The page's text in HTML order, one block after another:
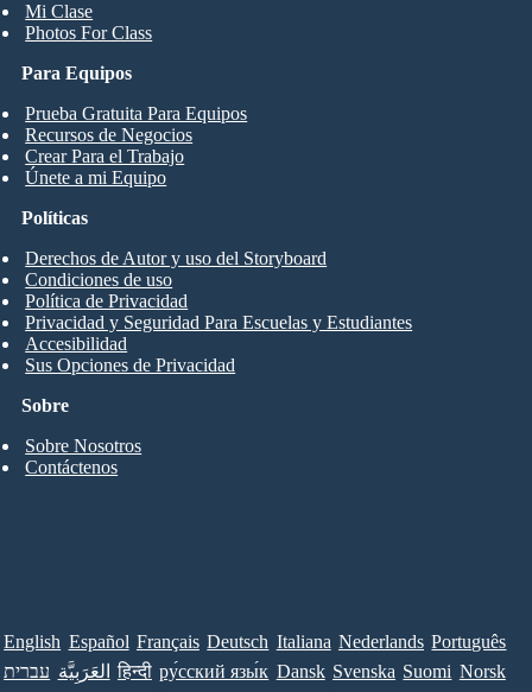
Mi Clase
Photos For Class
Para Equipos
Prueba Gratuita Para Equipos
Recursos de Negocios
Crear Para el Trabajo
Únete a mi Equipo
Sobre
Sobre Nosotros
Contáctenos
Políticas
Derechos de Autor y uso del Storyboard
Condiciones de uso
Política de Privacidad
Privacidad y Seguridad Para Escuelas y Estudiantes
Accesibilidad
Sus Opciones de Privacidad
English Español Français Deutsch Italiana Nederlands Português
עברית العَرَبِيَّة हिन्दी ру́сский язы́к Dansk Svenska Suomi Norsk